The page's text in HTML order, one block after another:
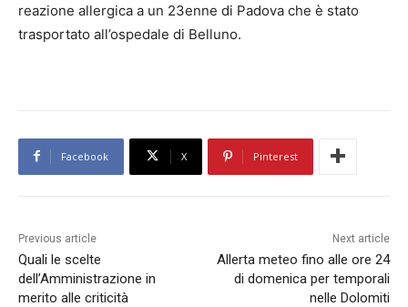
reazione allergica a un 23enne di Padova che è stato
trasportato all’ospedale di Belluno.
Facebook X Pinterest
Previous article
Quali le scelte
dell’Amministrazione in
merito alle criticità
Next article
Allerta meteo fino alle ore 24
di domenica per temporali
nelle Dolomiti